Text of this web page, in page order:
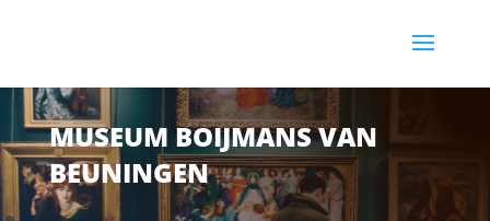
MUSEUM BOIJMANS VAN
BEUNINGEN